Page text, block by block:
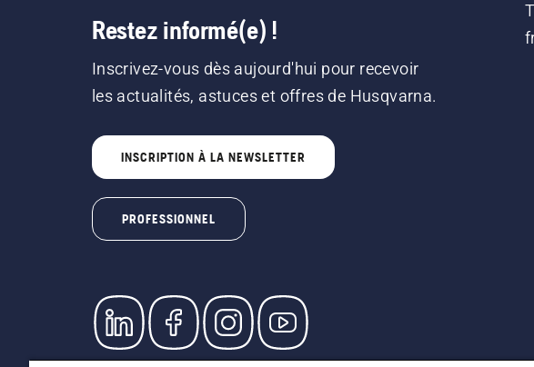
Restez informé(e) !
Inscrivez-vous dès aujourd'hui pour recevoir
les actualités, astuces et offres de Husqvarna.
INSCRIPTION À LA NEWSLETTER
PROFESSIONNEL